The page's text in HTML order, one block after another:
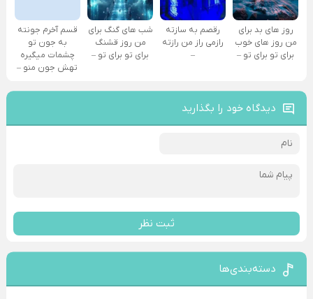
روز های بد برای
من روز های خوب
برای تو برای تو –
رقصم به سازته
رازمی راز من رازته
–
شب های گنگ برای
من روز قشنگ
برای تو برای تو –
قسم آخرم جونته
به جون تو
چشمات میگیره
تهش جون منو –
دیدگاه خود را بگذارید
ثبت نظر
دسته‌بندی‌ها